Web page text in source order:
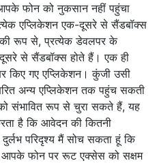
फोन को नुकसान नहीं पहुंचा
एप्लिकेशन एक-दूसरे से सैंडबॉक्स
रूप से, प्रत्येक डेवलपर के
से सैंडबॉक्स होते हैं। एक ही
किए गए एप्लिकेशन। कुंजी उसी
अन्य एप्लिकेशन तक पहुंच सकती
संभावित रूप से चुरा सकते हैं, यह
है कि आवेदन की कितनी
परिदृश्य मैं सोच सकता हूं कि
आपके फोन पर रूट एक्सेस को सक्षम